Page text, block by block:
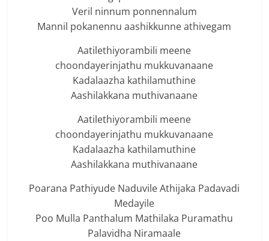
Veril ninnum ponnennalum
Mannil pokanennu aashikkunne athivegam
Aatilethiyorambili meene
choondayerinjathu mukkuvanaane
Kadalaazha kathilamuthine
Aashilakkana muthivanaane
Aatilethiyorambili meene
choondayerinjathu mukkuvanaane
Kadalaazha kathilamuthine
Aashilakkana muthivanaane
Poarana Pathiyude Naduvile Athijaka Padavadi
Medayile
Poo Mulla Panthalum Mathilaka Puramathu
Palavidha Niramaale